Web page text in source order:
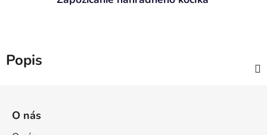
Popis
O nás